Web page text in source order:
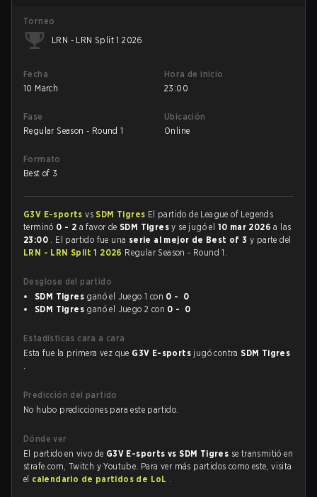
Torneo
LRN - LRN Split 1 2026
Fecha
10 March
Hora de inicio
23:00
Fase
Regular Season - Round 1
Ubicación
Online
Formato
Best of 3
G3V E-sportsvs SDM Tigres El partido de League of Legends
terminó 0 - 2 a favor deSDM Tigresy se jugó el 10 mar 2026a las
23:00 . El partido fue una serie al mejor de Best of 3y parte del
LRN - LRN Split 1 2026 Regular Season - Round 1.
Desglose del partido
SDM Tigres ganó el Juego 1 con 0 - 0
SDM Tigres ganó el Juego 2 con 0 - 0
Estadísticas cara a cara
Esta fue la primera vez que G3V E-sports jugó contraSDM Tigres
.
Predicción del partido
No hubo predicciones para este partido.
Dónde ver
El partido en vivo de G3V E-sports vs SDM Tigres se transmitió en
strafe.com, Twitch y Youtube. Para ver más partidos como este, visita
el calendario de partidos de LoL .